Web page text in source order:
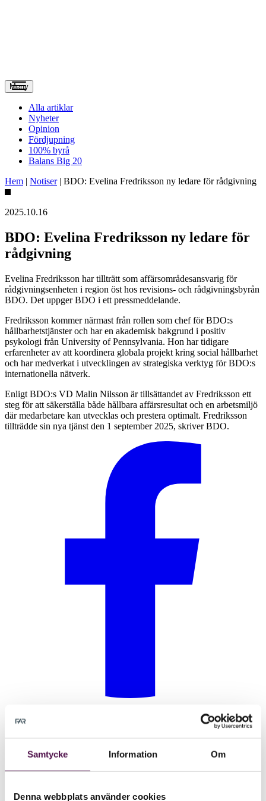
Samtycke Information Om
Denna webbplats använder cookies
Meny
Alla artiklar
Nyheter
Opinion
Fördjupning
100% byrå
Balans Big 20
Hem | Notiser| BDO: Evelina Fredriksson ny ledare för rådgivning
2025.10.16
BDO: Evelina Fredriksson ny ledare för
rådgivning
Evelina Fredriksson har tillträtt som affärsområdesansvarig för
rådgivningsenheten i region öst hos revisions- och rådgivningsbyrån
BDO. Det uppger BDO i ett pressmeddelande.
Fredriksson kommer närmast från rollen som chef för BDO:s
hållbarhetstjänster och har en akademisk bakgrund i positiv
psykologi från University of Pennsylvania. Hon har tidigare
erfarenheter av att koordinera globala projekt kring social hållbarhet
och har medverkat i utvecklingen av strategiska verktyg för BDO:s
internationella nätverk.
Enligt BDO:s VD Malin Nilsson är tillsättandet av Fredriksson ett
steg för att säkerställa både hållbara affärsresultat och en arbetsmiljö
där medarbetare kan utvecklas och prestera optimalt. Fredriksson
tillträdde sin nya tjänst den 1 september 2025, skriver BDO.